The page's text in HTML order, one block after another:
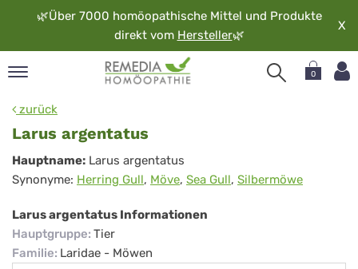
🌿Über 7000 homöopathische Mittel und Produkte
direkt vom Hersteller🌿
X
0
zurück
Larus argentatus
Larus
argentatus
Hauptname: Larus argentatus
Synonyme: Herring Gull, Möve, Sea Gull, Silbermöwe
Larus argentatus Informationen
Hauptgruppe: Tier
Familie: Laridae - Möwen